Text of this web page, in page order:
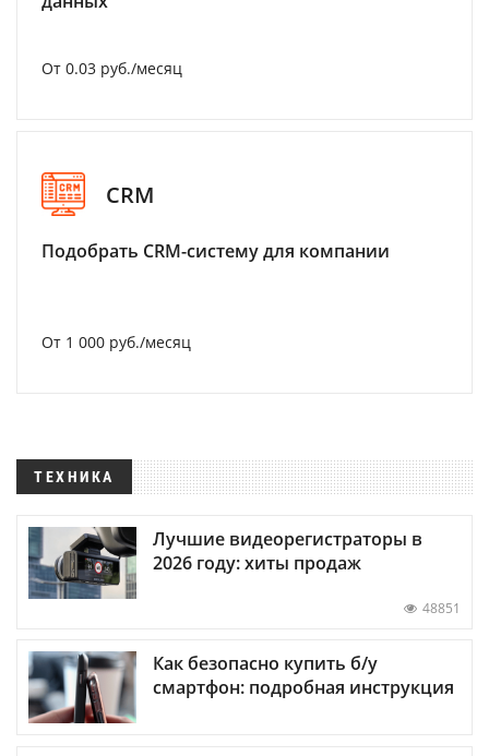
От 0.03 руб./месяц
CRM
Подобрать CRM-систему для компании
От 1 000 руб./месяц
ТЕХНИКА
Лучшие видеорегистраторы в
2026 году: хиты продаж
48851
Как безопасно купить б/у
смартфон: подробная инструкция